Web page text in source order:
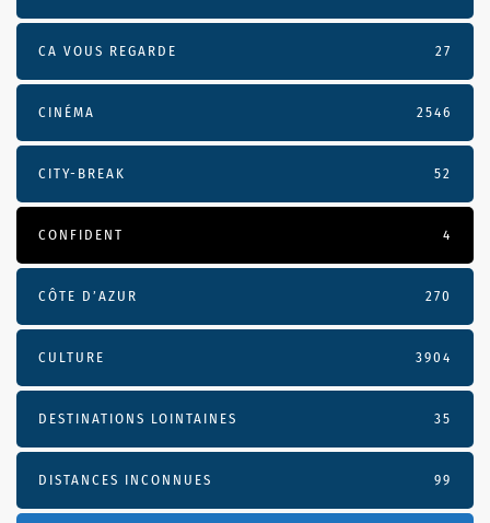
CA VOUS REGARDE 27
CINÉMA 2546
CITY-BREAK 52
CONFIDENT 4
CÔTE D’AZUR 270
CULTURE 3904
DESTINATIONS LOINTAINES 35
DISTANCES INCONNUES 99